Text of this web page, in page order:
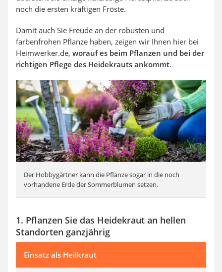
noch die ersten kräftigen Fröste.
Damit auch Sie Freude an der robusten und
farbenfrohen Pflanze haben, zeigen wir Ihnen hier bei
Heimwerker.de, worauf es beim Pflanzen und bei der
richtigen Pflege des Heidekrauts ankommt.
Der Hobbygärtner kann die Pflanze sogar in die noch
vorhandene Erde der Sommerblumen setzen.
1. Pflanzen Sie das Heidekraut an hellen
Standorten ganzjährig
Einsatz als Heilkraut